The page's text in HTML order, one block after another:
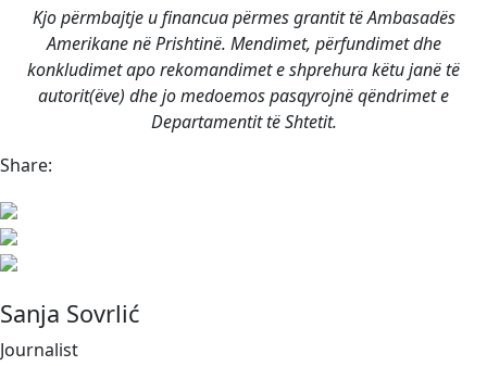
Kjo përmbajtje u financua përmes grantit të Ambasadës
Amerikane në Prishtinë. Mendimet, përfundimet dhe
konkludimet apo rekomandimet e shprehura këtu janë të
autorit(ëve) dhe jo medoemos pasqyrojnë qëndrimet e
Departamentit të Shtetit.
Share:
Sanja Sovrlić
Journalist